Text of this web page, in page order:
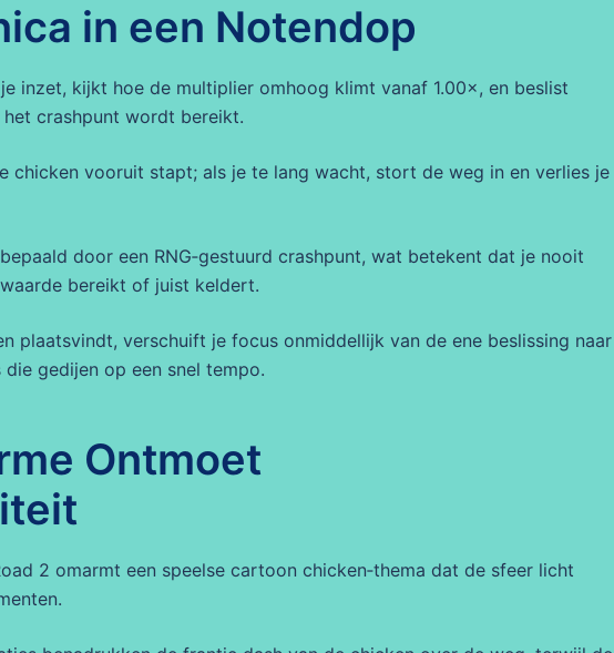
in een Notendop
inzet, kijkt hoe de multiplier omhoog klimt vanaf 1.00×, en beslist
crashpunt wordt bereikt.
chicken vooruit stapt; als je te lang wacht, stort de weg in en verlies je
door een RNG‑gestuurd crashpunt, wat betekent dat je nooit
bereikt of juist keldert.
plaatsvindt, verschuift je focus onmiddellijk van de ene beslissing naar
gedijen op een snel tempo.
Ontmoet
2 omarmt een speelse cartoon chicken‑thema dat de sfeer licht